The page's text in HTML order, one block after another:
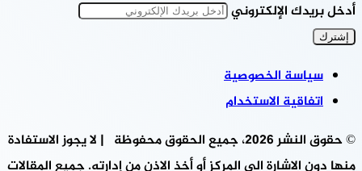
أدخل بريدك الإلكتروني
سياسة الخصوصية
اتفاقية الاستخدام
© حقوق النشر 2026، جميع الحقوق محفوظة | لا يجوز الاستفادة